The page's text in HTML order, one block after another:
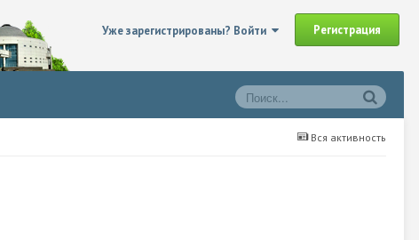
Уже зарегистрированы? Войти Регистрация
Вся активность